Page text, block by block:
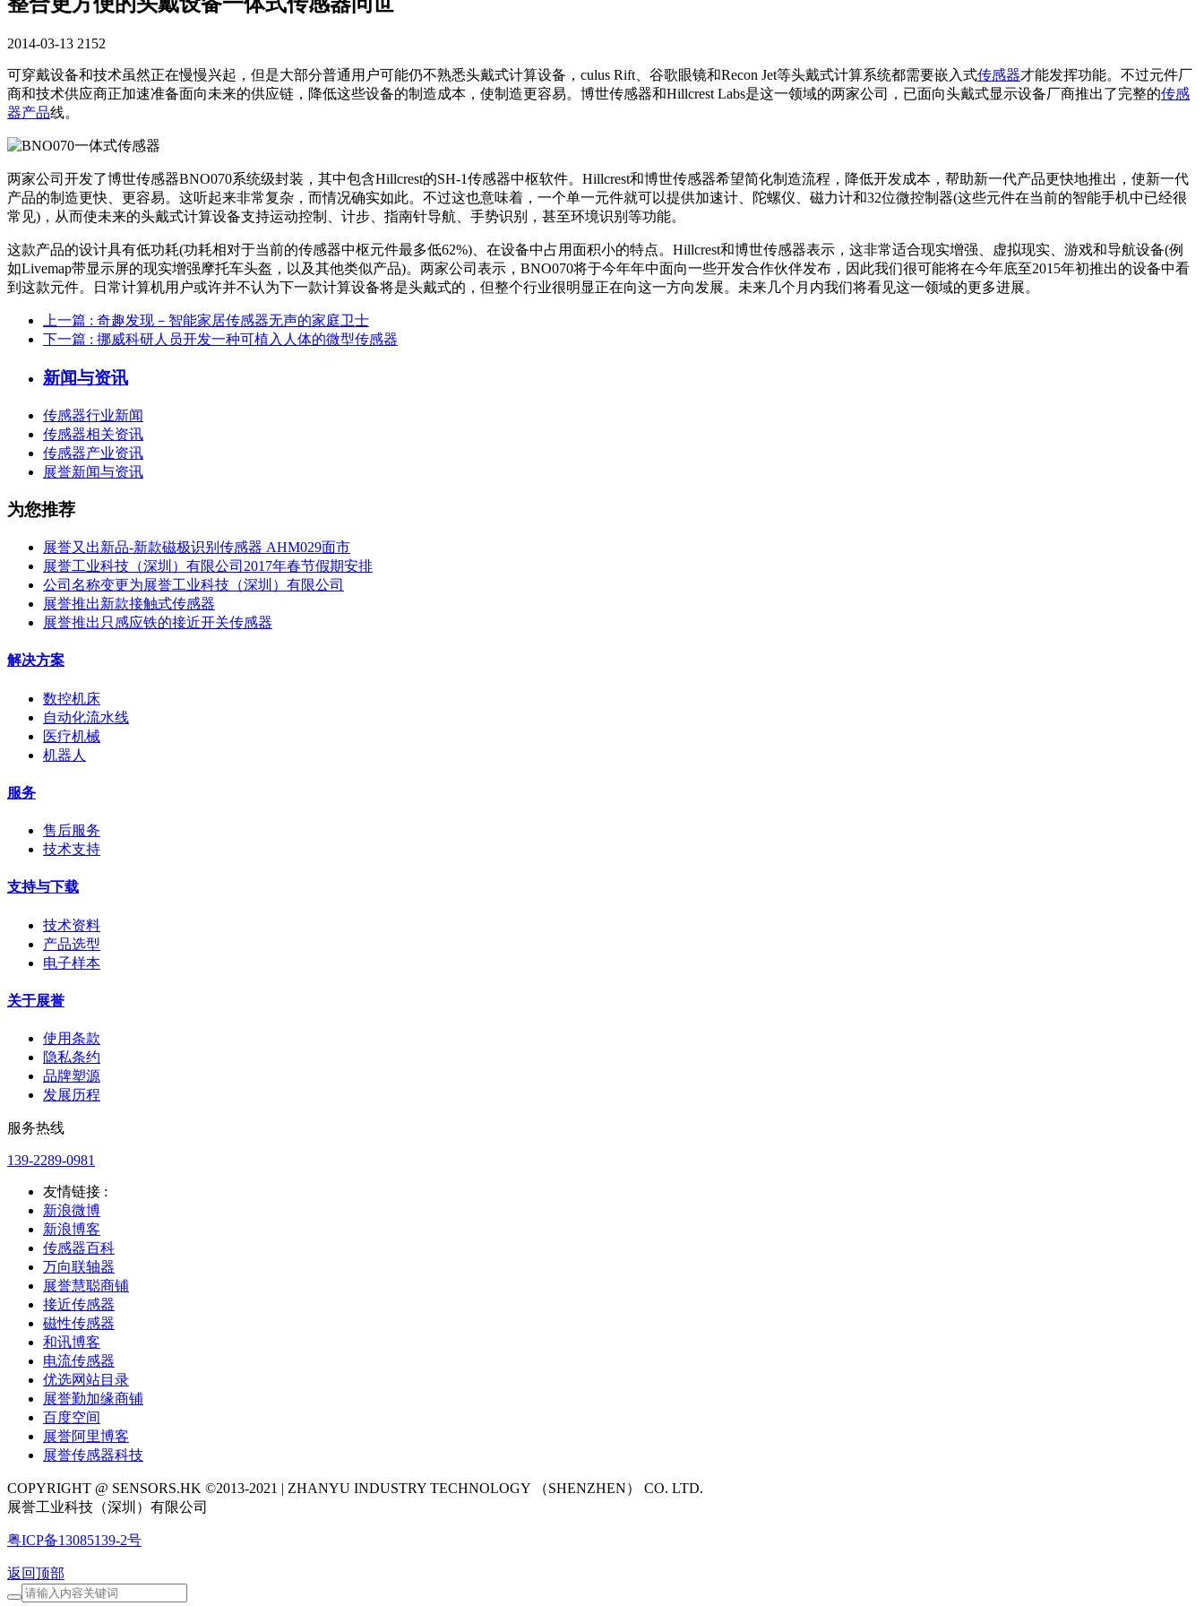
2014-03-13 2152
可穿戴设备和技术虽然正在慢慢兴起，但是大部分普通用户可能仍不熟悉头戴式计算设备，culus Rift、谷歌眼镜和Recon Jet等头戴式计算系统都需要嵌入式传感器才能发挥功能。不过元件厂
商和技术供应商正加速准备面向未来的供应链，降低这些设备的制造成本，使制造更容易。博世传感器和Hillcrest Labs是这一领域的两家公司，已面向头戴式显示设备厂商推出了完整的传感
器产品线。
两家公司开发了博世传感器BNO070系统级封装，其中包含Hillcrest的SH-1传感器中枢软件。Hillcrest和博世传感器希望简化制造流程，降低开发成本，帮助新一代产品更快地推出，使新一代
产品的制造更快、更容易。这听起来非常复杂，而情况确实如此。不过这也意味着，一个单一元件就可以提供加速计、陀螺仪、磁力计和32位微控制器(这些元件在当前的智能手机中已经很
常见)，从而使未来的头戴式计算设备支持运动控制、计步、指南针导航、手势识别，甚至环境识别等功能。
这款产品的设计具有低功耗(功耗相对于当前的传感器中枢元件最多低62%)、在设备中占用面积小的特点。Hillcrest和博世传感器表示，这非常适合现实增强、虚拟现实、游戏和导航设备(例
如Livemap带显示屏的现实增强摩托车头盔，以及其他类似产品)。两家公司表示，BNO070将于今年年中面向一些开发合作伙伴发布，因此我们很可能将在今年底至2015年初推出的设备中看
到这款元件。日常计算机用户或许并不认为下一款计算设备将是头戴式的，但整个行业很明显正在向这一方向发展。未来几个月内我们将看见这一领域的更多进展。
上一篇 : 奇趣发现－智能家居传感器无声的家庭卫士
下一篇 : 挪威科研人员开发一种可植入人体的微型传感器
新闻与资讯
传感器行业新闻
传感器相关资讯
传感器产业资讯
展誉新闻与资讯
为您推荐
展誉又出新品-新款磁极识别传感器 AHM029面市
展誉工业科技（深圳）有限公司2017年春节假期安排
公司名称变更为展誉工业科技（深圳）有限公司
展誉推出新款接触式传感器
展誉推出只感应铁的接近开关传感器
解决方案
数控机床
自动化流水线
医疗机械
机器人
服务
售后服务
技术支持
支持与下载
技术资料
产品选型
电子样本
关于展誉
使用条款
隐私条约
品牌塑源
发展历程
服务热线
139-2289-0981
友情链接 :
新浪微博
新浪博客
传感器百科
万向联轴器
展誉慧聪商铺
接近传感器
磁性传感器
和讯博客
电流传感器
优选网站目录
展誉勤加缘商铺
百度空间
展誉阿里博客
展誉传感器科技
COPYRIGHT @ SENSORS.HK ©2013-2021 | ZHANYU INDUSTRY TECHNOLOGY （SHENZHEN） CO. LTD.
展誉工业科技（深圳）有限公司
粤ICP备13085139-2号
返回顶部